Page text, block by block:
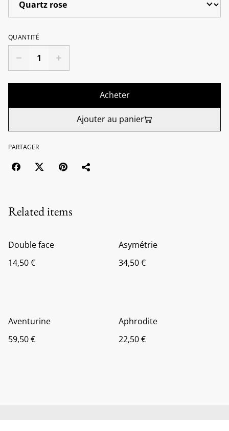
QUANTITÉ
Acheter
Ajouter au panier
PARTAGER
Related items
Double face
14,50 €
Asymétrie
34,50 €
Aventurine
59,50 €
Aphrodite
22,50 €